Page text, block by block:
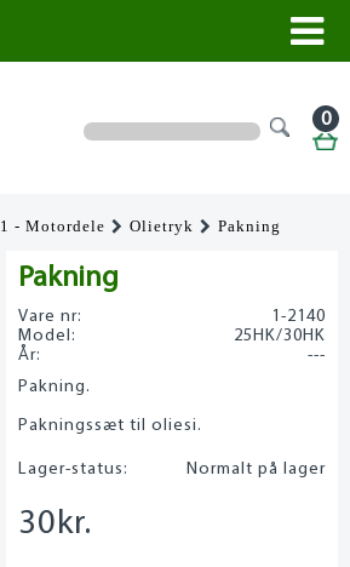
0
1 - Motordele Olietryk Pakning
Pakning
Vare nr:
1-2140
Model:
25HK/30HK
År:
---
Pakning.
Pakningssæt til oliesi.
Lager-status: Normalt på lager
30 kr.